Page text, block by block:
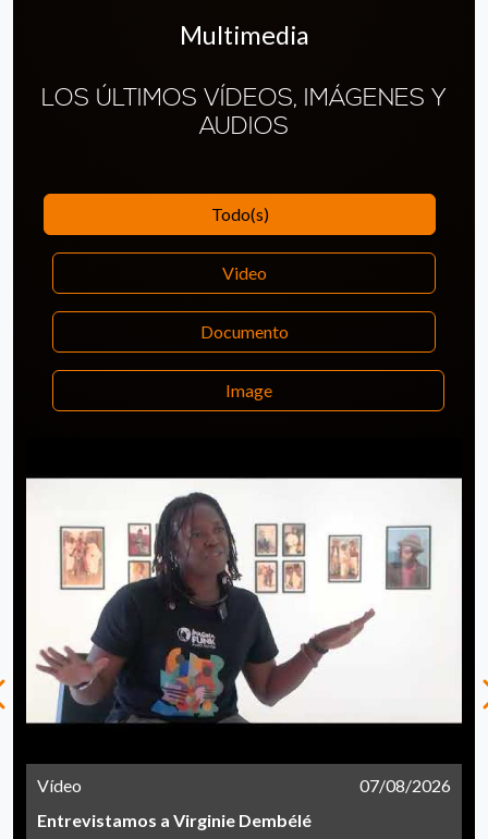
Multimedia
LOS ÚLTIMOS VÍDEOS, IMÁGENES Y
AUDIOS
Todo(s)
Video
Documento
Image
Vídeo
07/08/2026
Entrevistamos a Virginie Dembélé